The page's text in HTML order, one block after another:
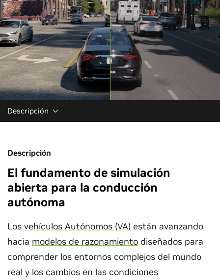
Descripción
Descripción
El fundamento de simulación
abierta para la conducción
autónoma
Los vehículos Autónomos (VA) están avanzando
hacia modelos de razonamiento diseñados para
comprender los entornos complejos del mundo
real y los cambios en las condiciones